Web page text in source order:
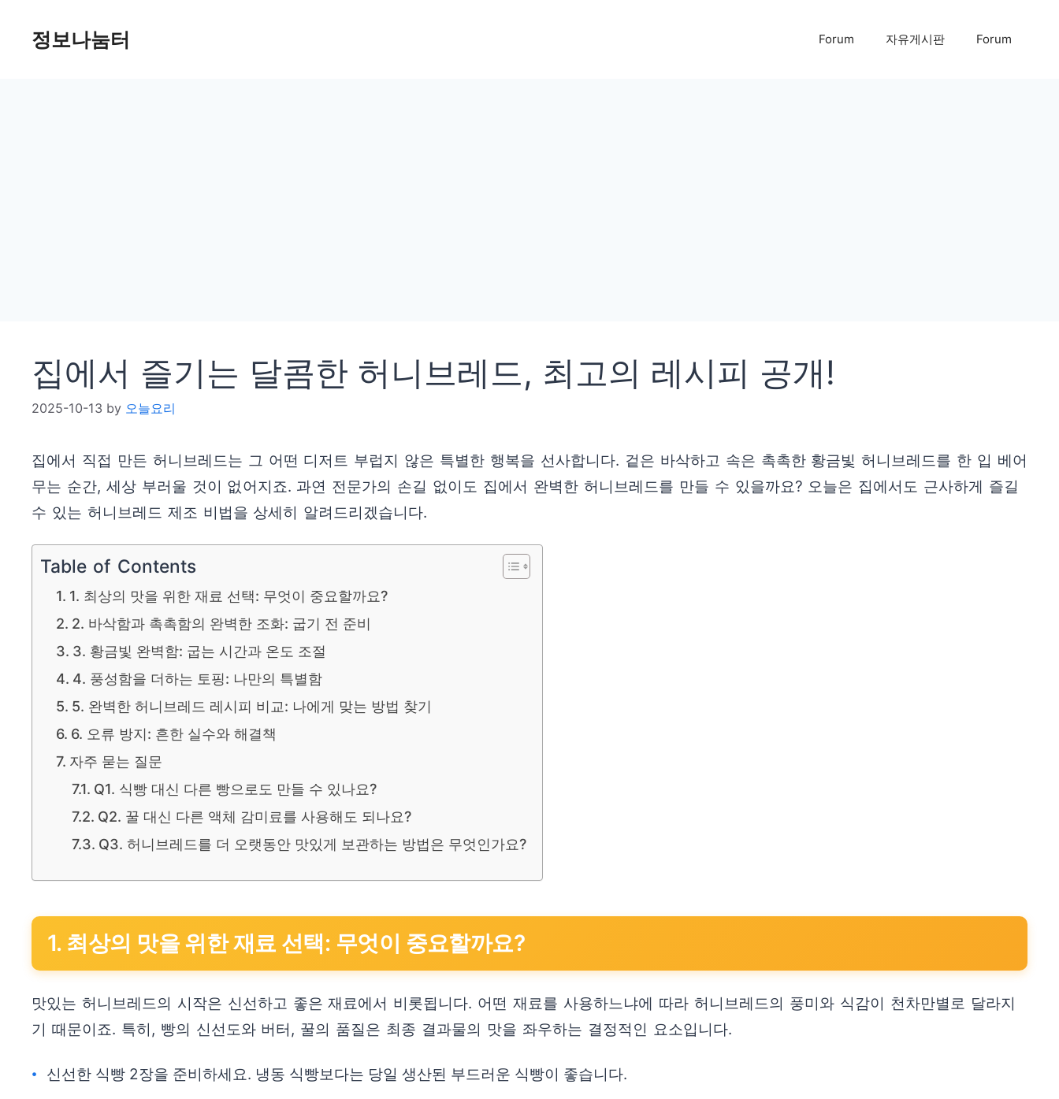
정보나눔터 Forum 자유게시판 Forum
집에서 즐기는 달콤한 허니브레드, 최고의 레시피 공개!
2025-10-13 by 오늘요리
집에서 직접 만든 허니브레드는 그 어떤 디저트 부럽지 않은 특별한 행복을 선사합니다. 겉은 바삭하고 속은 촉촉한 황금빛 허니브레드를 한 입 베어
무는 순간, 세상 부러울 것이 없어지죠. 과연 전문가의 손길 없이도 집에서 완벽한 허니브레드를 만들 수 있을까요? 오늘은 집에서도 근사하게 즐길
수 있는 허니브레드 제조 비법을 상세히 알려드리겠습니다.
Table of Contents
1. 최상의 맛을 위한 재료 선택: 무엇이 중요할까요?
2. 바삭함과 촉촉함의 완벽한 조화: 굽기 전 준비
3. 황금빛 완벽함: 굽는 시간과 온도 조절
4. 풍성함을 더하는 토핑: 나만의 특별함
5. 완벽한 허니브레드 레시피 비교: 나에게 맞는 방법 찾기
6. 오류 방지: 흔한 실수와 해결책
자주 묻는 질문
Q1. 식빵 대신 다른 빵으로도 만들 수 있나요?
Q2. 꿀 대신 다른 액체 감미료를 사용해도 되나요?
Q3. 허니브레드를 더 오랫동안 맛있게 보관하는 방법은 무엇인가요?
1. 최상의 맛을 위한 재료 선택: 무엇이 중요할까요?
맛있는 허니브레드의 시작은 신선하고 좋은 재료에서 비롯됩니다. 어떤 재료를 사용하느냐에 따라 허니브레드의 풍미와 식감이 천차만별로 달라지
기 때문이죠. 특히, 빵의 신선도와 버터, 꿀의 품질은 최종 결과물의 맛을 좌우하는 결정적인 요소입니다.
신선한 식빵 2장을 준비하세요. 냉동 식빵보다는 당일 생산된 부드러운 식빵이 좋습니다.